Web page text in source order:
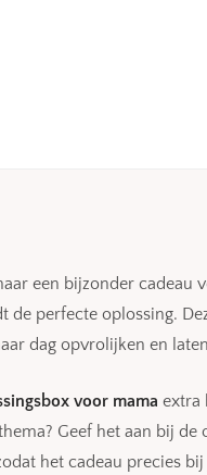
een bijzonder
de perfecte oplossing.
dag opvrolijken en
voor mama extra
Geef het aan bij
het cadeau precies